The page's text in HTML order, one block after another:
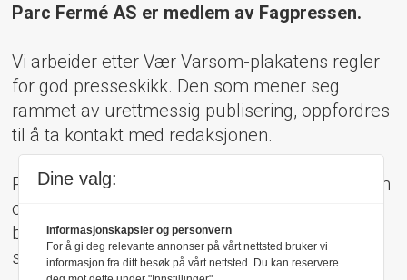
Parc Fermé AS er medlem av Fagpressen.
Vi arbeider etter Vær Varsom-plakatens regler
for god presseskikk. Den som mener seg
rammet av urettmessig publisering, oppfordres
til å ta kontakt med redaksjonen.
Pressens Faglige Utvalg (PFU) er et klageorgan
oppnevnt av Norsk Presseforbund som
behandler klager mot mediene i presseetiske
spørsmål.
Dine valg:
Informasjonskapsler og personvern
For å gi deg relevante annonser på vårt nettsted bruker vi
informasjon fra ditt besøk på vårt nettsted. Du kan reservere